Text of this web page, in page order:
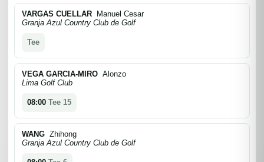
VARGAS CUELLAR Manuel Cesar
Granja Azul Country Club de Golf
Tee
VEGA GARCIA-MIRO Alonzo
Lima Golf Club
08:00 Tee 15
WANG Zhihong
Granja Azul Country Club de Golf